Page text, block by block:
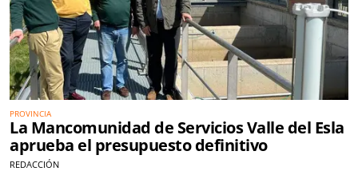
PROVINCIA
La Mancomunidad de Servicios Valle del Esla
aprueba el presupuesto definitivo
REDACCIÓN